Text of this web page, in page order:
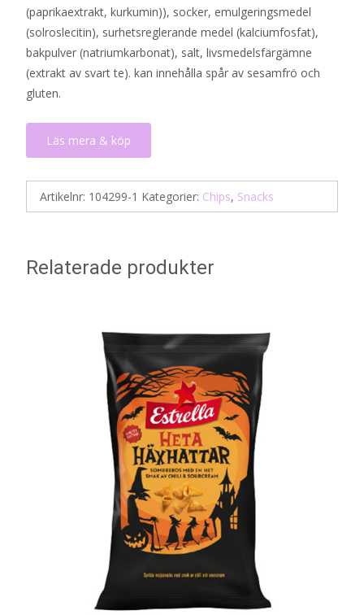
(paprikaextrakt, kurkumin)), socker, emulgeringsmedel
(solroslecitin), surhetsreglerande medel (kalciumfosfat),
bakpulver (natriumkarbonat), salt, livsmedelsfärgämne
(extrakt av svart te). kan innehålla spår av sesamfrö och
gluten.
Läs mera & köp
Artikelnr: 104299-1 Kategorier: Chips, Snacks
Relaterade produkter